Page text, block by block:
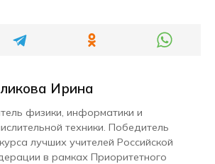
Ирина
физики, информатики и
техники. Победитель
лучших учителей Российской
в рамках Приоритетного